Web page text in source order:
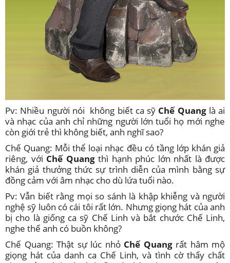
Pv: Nhiều người nói không biết ca sỹ Chế Quanglà ai
và nhạc của anh chỉ những người lớn tuổi họ mới nghe
còn giới trẻ thì không biết, anh nghĩ sao?
Chế Quang: Mỗi thể loại nhạc đều có tầng lớp khán giả
riêng, với Chế Quangthì hạnh phúc lớn nhất là được
khán giả thưởng thức sự trình diễn của mình bằng sự
đồng cảm với âm nhạc cho dù lứa tuổi nào.
Pv: Vẫn biết rằng mọi so sánh là khập khiễng và người
nghệ sỹ luôn có cái tôi rất lớn. Nhưng giọng hát của anh
bị cho là giống ca sỹ Chế Linh và bắt chước Chế Linh,
nghe thế anh có buồn không?
Chế Quang: Thật sự lúc nhỏ Chế Quangrất hâm mộ
giọng hát của danh ca Chế Linh, và tình cờ thấy chất